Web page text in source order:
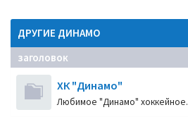
ДРУГИЕ ДИНАМО
заголовок
ХК "Динамо"
Любимое "Динамо" хоккейное.